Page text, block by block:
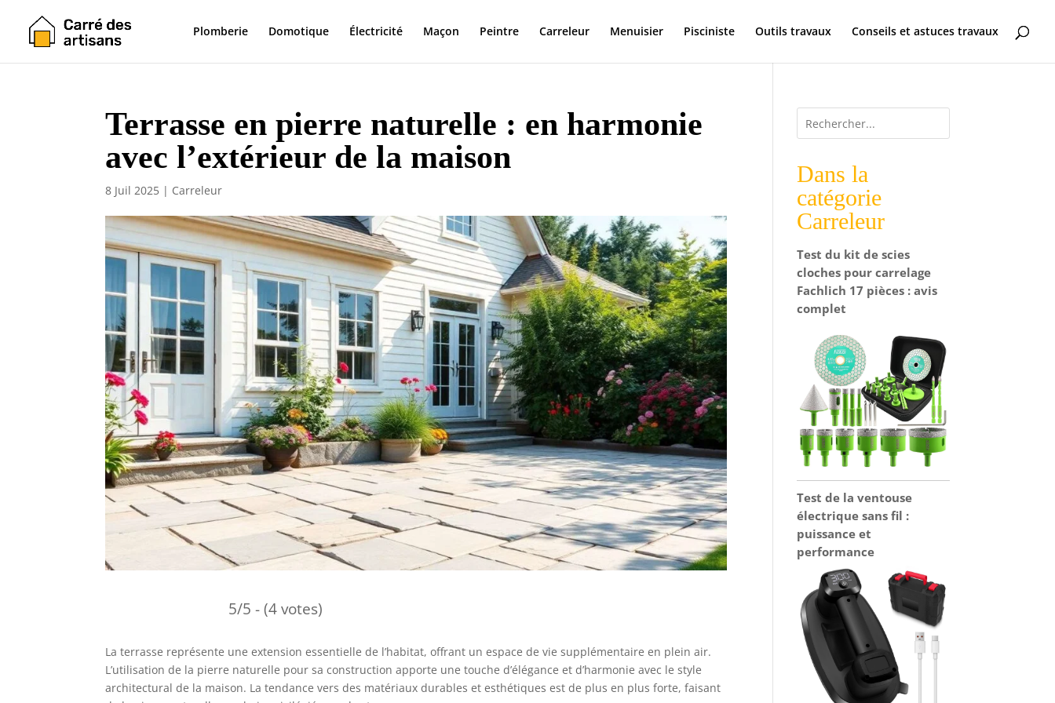
Plomberie Domotique Électricité Maçon Peintre Carreleur Menuisier Pisciniste Outils travaux Conseils et astuces travaux
Terrasse en pierre naturelle : en harmonie
avec l’extérieur de la maison
8 Juil 2025 | Carreleur
5/5 - (4 votes)
La terrasse représente une extension essentielle de l’habitat, offrant un espace de vie supplémentaire en plein air.
L’utilisation de la pierre naturelle pour sa construction apporte une touche d’élégance et d’harmonie avec le style
architectural de la maison. La tendance vers des matériaux durables et esthétiques est de plus en plus forte, faisant
Dans la
catégorie
Carreleur
Test du kit de scies
cloches pour carrelage
Fachlich 17 pièces : avis
complet
Test de la ventouse
électrique sans fil :
puissance et
performance